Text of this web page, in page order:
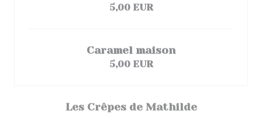
5,00 EUR
Caramel maison
5,00 EUR
Les Crêpes de Mathilde